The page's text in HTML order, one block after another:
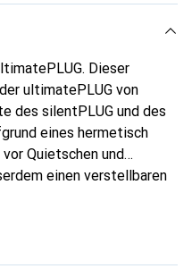
Dieser
ultimatePLUG von
des silentPLUG und des
eines hermetisch
Quietschen und
einen verstellbaren
vielseitige und in der
geeignet,